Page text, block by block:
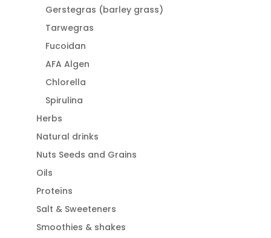
Gerstegras (barley grass)
Tarwegras
Fucoidan
AFA Algen
Chlorella
Spirulina
Herbs
Natural drinks
Nuts Seeds and Grains
Oils
Proteïns
Salt & Sweeteners
Smoothies & shakes